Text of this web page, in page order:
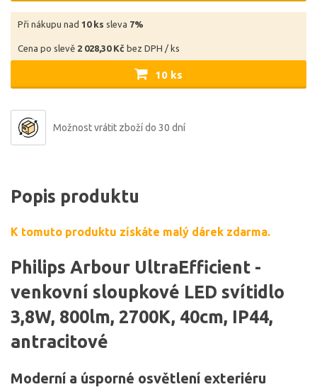
Při nákupu nad 10 ks sleva 7%
Cena po slevě 2 028,30 Kč bez DPH / ks
10 ks
Možnost vrátit zboží do 30 dní
Popis produktu
K tomuto produktu získáte malý dárek zdarma.
Philips Arbour UltraEfficient -
venkovní sloupkové LED svítidlo
3,8W, 800lm, 2700K, 40cm, IP44,
antracitové
Moderní a úsporné osvětlení exteriéru